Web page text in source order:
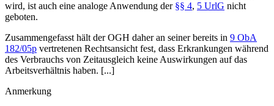
wird, ist auch eine analoge Anwendung der §§ 4, 5 UrlG nicht
geboten.
Zusammengefasst hält derOGH daher an seiner bereits in 9 ObA
182/05p vertretenen Rechtsansicht fest, dass Erkrankungen während
des Verbrauchs von Zeitausgleich keine Auswirkungen auf das
Arbeitsverhältnis haben. [...]
Anmerkung